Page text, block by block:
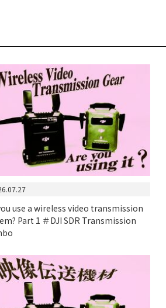
use a wireless video transmission
Part 1 ＃DJI SDR Transmission